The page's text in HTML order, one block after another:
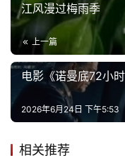
江风漫过梅雨季
上一篇
电影《诺曼底72小
2026年6月24日 下午5:53
相关推荐